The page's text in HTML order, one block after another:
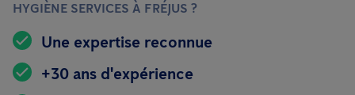
HYGIÈNE SERVICES À FRÉJUS ?
Une expertise reconnue
+30 ans d'expérience